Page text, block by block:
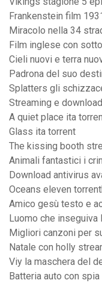
Frankenstein film
Miracolo nella 34
Film inglese con
Cieli nuovi e terra
Padrona del suo
Splatters gli
Streaming e
A quiet place ita
Glass ita torrent
The kissing booth
Animali fantastici i
Download antivirus
Oceans eleven
Amico gesù testo e
Luomo che
Migliori canzoni per
Natale con holly
Viy la maschera del
Batteria auto con